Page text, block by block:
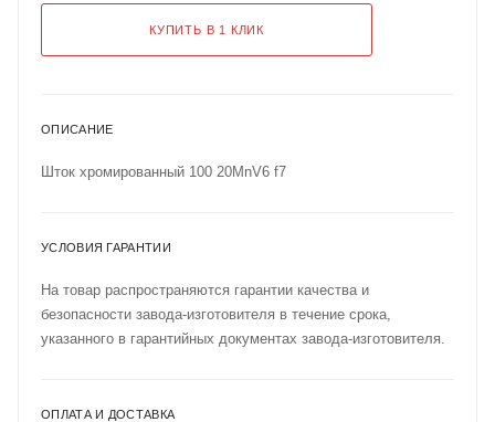
КУПИТЬ В 1 КЛИК
ОПИСАНИЕ
Шток хромированный 100 20MnV6 f7
УСЛОВИЯ ГАРАНТИИ
На товар распространяются гарантии качества и
безопасности завода-изготовителя в течение срока,
указанного в гарантийных документах завода-изготовителя.
ОПЛАТА И ДОСТАВКА